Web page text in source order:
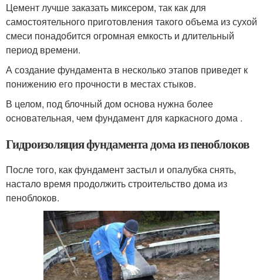
Цемент лучше заказать миксером, так как для
самостоятельного приготовления такого объема из сухой
смеси понадобится огромная емкость и длительный
период времени.
А создание фундамента в несколько этапов приведет к
понижению его прочности в местах стыков.
В целом, под блочный дом основа нужна более
основательная, чем фундамент для каркасного дома .
Гидроизоляция фундамента дома из пеноблоков
После того, как фундамент застыл и опалубка снять,
настало время продолжить строительство дома из
пеноблоков.